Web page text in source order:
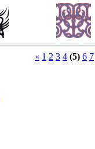
« 1 2 3 4 (5) 6 7